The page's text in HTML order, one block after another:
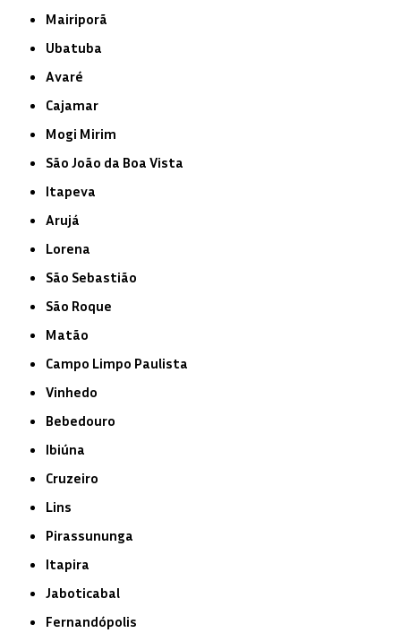
Mairiporã
Ubatuba
Avaré
Cajamar
Mogi Mirim
São João da Boa Vista
Itapeva
Arujá
Lorena
São Sebastião
São Roque
Matão
Campo Limpo Paulista
Vinhedo
Bebedouro
Ibiúna
Cruzeiro
Lins
Pirassununga
Itapira
Jaboticabal
Fernandópolis